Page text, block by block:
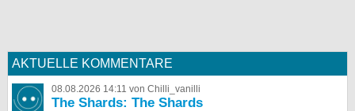
AKTUELLE KOMMENTARE
08.08.2026 14:11 von Chilli_vanilli
The Shards: The Shards